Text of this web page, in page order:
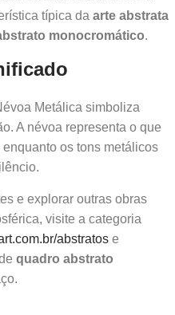
típica da arte abstrata
monocromático.
Metálica simboliza
A névoa representa o que
os tons metálicos
e explorar outras obras
visite a categoria
abstratos e
quadro abstrato